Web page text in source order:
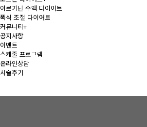
아르기닌 수액 다이어트
폭식 조절 다이어트
커뮤니티+
공지사항
이벤트
스케줄 프로그램
온라인상담
시술후기